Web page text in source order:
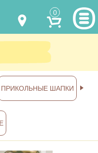
0
Мудрого, 68
карте
РАБОТЫ
НАЙТИ
ПРИКОЛЬНЫЕ ШАПКИ